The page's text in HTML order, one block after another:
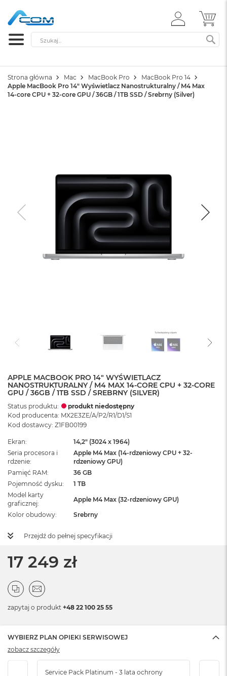
ZALOGUJ
SIĘ
Szukaj
Strona główna Mac MacBook Pro
MacBook Pro 14
Apple MacBook Pro 14" Wyświetlacz Nanostrukturalny / M4 Max
14-core CPU + 32-core GPU / 36GB / 1TB SSD / Srebrny (Silver)
APPLE MACBOOK PRO 14" WYŚWIETLACZ
NANOSTRUKTURALNY / M4 MAX 14-CORE CPU + 32-CORE
GPU / 36GB / 1TB SSD / SREBRNY (SILVER)
Status produktu:
produkt niedostępny
Kod producenta: MX2E3ZE/A/P2/R1/D1/S1
Kod dostawcy: Z1FB00199
Ekran
14,2" (3024 x 1964)
Seria procesora i
rdzenie
Apple M4 Max (14-rdzeniowy CPU + 32-
rdzeniowy GPU)
Pamięć RAM
36 GB
Pojemność dysku
1 TB
Model karty
graficznej
Apple M4 Max (32-rdzeniowy GPU)
Kolor obudowy Srebrny
Przejdź do pełnej specyfikacji
17 249 zł
zapytaj o produkt +48 22 100 25 55
WYBIERZ PLAN OPIEKI SERWISOWEJ
Service Pack Platinum - 3 lata ochrony
zobacz szczegóły